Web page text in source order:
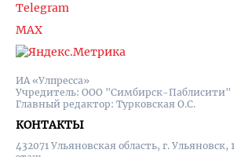
ИА «Улпресса»
Учредитель: ООО "Симбирск-Паблисити"
Главный редактор: Турковская О.С.
КОНТАКТЫ
432071 Ульяновская область, г.
Telegram
MAX